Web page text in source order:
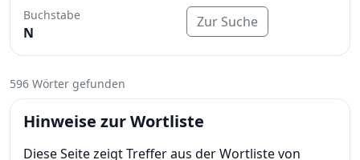
Buchstabe
N
Zur Suche
596 Wörter gefunden
Hinweise zur Wortliste
Diese Seite zeigt Treffer aus der Wortliste von